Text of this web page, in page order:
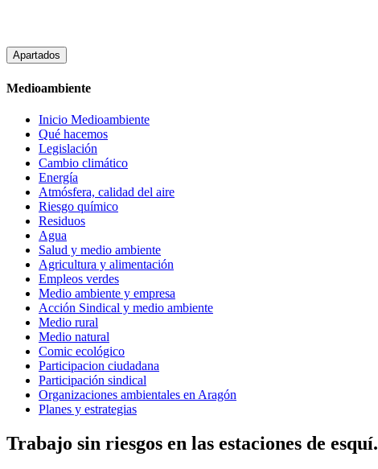
Apartados
Medioambiente
Inicio Medioambiente
Qué hacemos
Legislación
Cambio climático
Energía
Atmósfera, calidad del aire
Riesgo químico
Residuos
Agua
Salud y medio ambiente
Agricultura y alimentación
Empleos verdes
Medio ambiente y empresa
Acción Sindical y medio ambiente
Medio rural
Medio natural
Comic ecológico
Participacion ciudadana
Participación sindical
Organizaciones ambientales en Aragón
Planes y estrategias
Trabajo sin riesgos en las estaciones de esquí.